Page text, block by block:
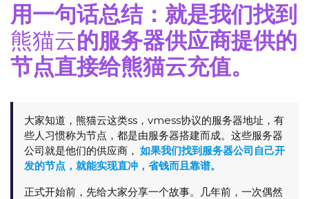
用一句话总结：就是我们找到
熊猫云的服务器供应商提供的
节点直接给熊猫云充值。
大家知道，熊猫云这类ss，vmess协议的服务器地址，有
些人习惯称为节点，都是由服务器搭建而成。这些服务器
公司就是他们的供应商， 如果我们找到服务器公司自己开
发的节点，就能实现直冲，省钱而且靠谱。
正式开始前，先给大家分享一个故事。几年前，一次偶然